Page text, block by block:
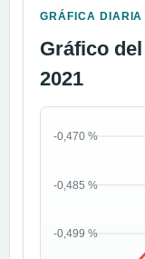
GRÁFICA DIARIA
Gráfico
2021